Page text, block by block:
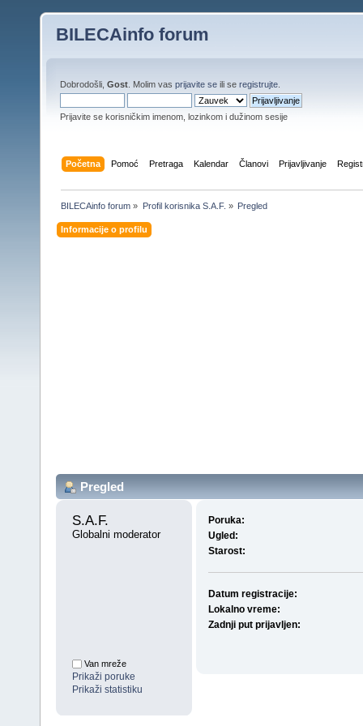
BILECAinfo forum
Dobrodošli, Gost . Molim vas prijavite se ili se registrujte
Prijavite se korisničkim imenom, lozinkom i dužinom sesije
Početna Pomoć Pretraga Kalendar Članovi Prijavljivanje
BILECAinfo forum » Profil korisnika S.A.F. » Pregled
Informacije o profilu
Pregled
S.A.F.
Globalni moderator
Van mreže
Prikaži poruke
Prikaži statistiku
Poruka:
Ugled:
Starost:
Datum registracije:
Lokalno vreme:
Zadnji put prijavljen: